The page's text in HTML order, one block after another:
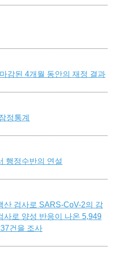
감된 4개월 동안의 재정 결과
정통계
행정수반의 연설
산 검사로 SARS-CoV-2의 감
사로 양성 반응이 나온 5,949
건을 조사